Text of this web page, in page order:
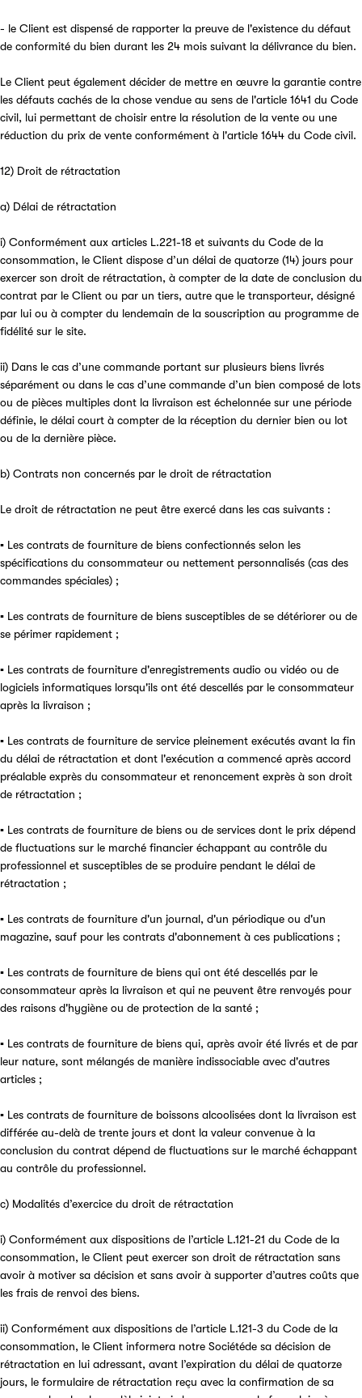
- le Client est dispensé de rapporter la preuve de l'existence du défaut
de conformité du bien durant les 24 mois suivant la délivrance du bien.
Le Client peut également décider de mettre en œuvre la garantie contre
les défauts cachés de la chose vendue au sens de l'article 1641 du Code
civil, lui permettant de choisir entre la résolution de la vente ou une
réduction du prix de vente conformément à l'article 1644 du Code civil.
12) Droit de rétractation
a) Délai de rétractation
i) Conformément aux articles L.221-18 et suivants du Code de la
consommation, le Client dispose d’un délai de quatorze (14) jours pour
exercer son droit de rétractation, à compter de la date de conclusion du
contrat par le Client ou par un tiers, autre que le transporteur, désigné
par lui ou à compter du lendemain de la souscription au programme de
fidélité sur le site.
ii) Dans le cas d’une commande portant sur plusieurs biens livrés
séparément ou dans le cas d’une commande d’un bien composé de lots
ou de pièces multiples dont la livraison est échelonnée sur une période
définie, le délai court à compter de la réception du dernier bien ou lot
ou de la dernière pièce.
b) Contrats non concernés par le droit de rétractation
Le droit de rétractation ne peut être exercé dans les cas suivants :
▪ Les contrats de fourniture de biens confectionnés selon les
spécifications du consommateur ou nettement personnalisés (cas des
commandes spéciales) ;
▪ Les contrats de fourniture de biens susceptibles de se détériorer ou de
se périmer rapidement ;
▪ Les contrats de fourniture d'enregistrements audio ou vidéo ou de
logiciels informatiques lorsqu'ils ont été descellés par le consommateur
après la livraison ;
▪ Les contrats de fourniture de service pleinement exécutés avant la fin
du délai de rétractation et dont l'exécution a commencé après accord
préalable exprès du consommateur et renoncement exprès à son droit
de rétractation ;
▪ Les contrats de fourniture de biens ou de services dont le prix dépend
de fluctuations sur le marché financier échappant au contrôle du
professionnel et susceptibles de se produire pendant le délai de
rétractation ;
▪ Les contrats de fourniture d'un journal, d'un périodique ou d'un
magazine, sauf pour les contrats d'abonnement à ces publications ;
▪ Les contrats de fourniture de biens qui ont été descellés par le
consommateur après la livraison et qui ne peuvent être renvoyés pour
des raisons d'hygiène ou de protection de la santé ;
▪ Les contrats de fourniture de biens qui, après avoir été livrés et de par
leur nature, sont mélangés de manière indissociable avec d'autres
articles ;
▪ Les contrats de fourniture de boissons alcoolisées dont la livraison est
différée au-delà de trente jours et dont la valeur convenue à la
conclusion du contrat dépend de fluctuations sur le marché échappant
au contrôle du professionnel.
c) Modalités d’exercice du droit de rétractation
i) Conformément aux dispositions de l’article L.121-21 du Code de la
consommation, le Client peut exercer son droit de rétractation sans
avoir à motiver sa décision et sans avoir à supporter d’autres coûts que
les frais de renvoi des biens.
ii) Conformément aux dispositions de l’article L.121-3 du Code de la
consommation, le Client informera notre Sociétéde sa décision de
rétractation en lui adressant, avant l’expiration du délai de quatorze
jours, le formulaire de rétractation reçu avec la confirmation de sa